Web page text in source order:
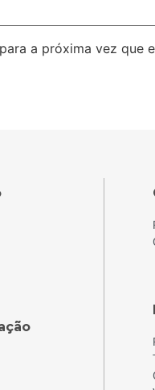
a próxima vez que